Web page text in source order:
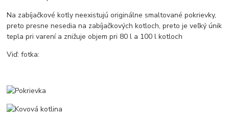
Na zabíjačkové kotly neexistujú originálne smaltované pokrievky,
preto presne nesedia na zabíjačkových kotloch, preto je veľký únik
tepla pri varení a znižuje objem pri 80 l a 100 l kotloch
Viď: fotka: